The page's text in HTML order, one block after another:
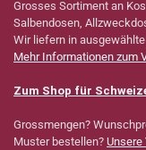
Grosses Sortiment an
Salbendosen,
Wir liefern in ausgewählte
Mehr Informationen zum
Zum Shop für
Grossmengen?
Muster bestellen? Unsere